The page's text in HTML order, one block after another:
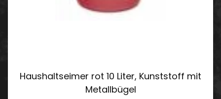
Haushaltseimer rot 10 Liter, Kunststoff mit
Metallbügel